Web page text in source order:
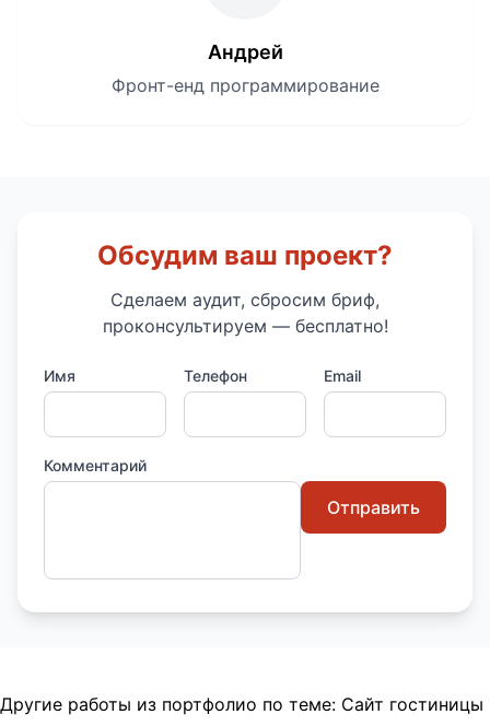
Андрей
Фронт-енд программирование
Обсудим ваш проект?
Сделаем аудит, сбросим бриф,
проконсультируем — бесплатно!
Имя Телефон Email
Комментарий
Отправить
Другие работы из портфолио по теме: Сайт гостиницы